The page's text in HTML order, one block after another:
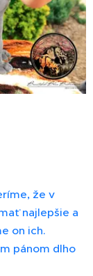
že v
najlepšie a
on ich.
pánom dlho